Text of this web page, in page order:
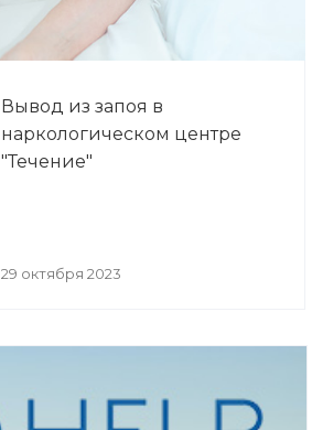
Вывод из запоя в
наркологическом центре
"Течение"
29 октября 2023